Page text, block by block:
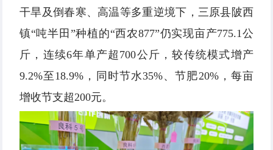
干旱及倒春寒、高温等多重逆境下，三原县陂西
镇“吨半田”种植的“西农877”仍实现亩产775.1公
斤，连续6年单产超700公斤，较传统模式增产
9.2%至18.9%，同时节水35%、节肥20%，每亩
增收节支超200元。